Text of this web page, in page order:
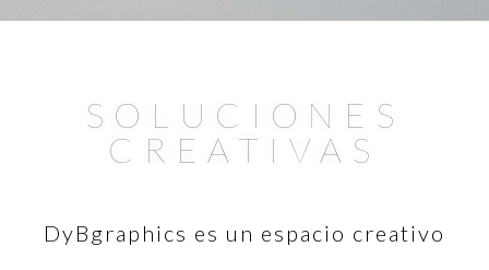
SOLUCIONES
CREATIVAS
DyBgraphics es un espacio creativo